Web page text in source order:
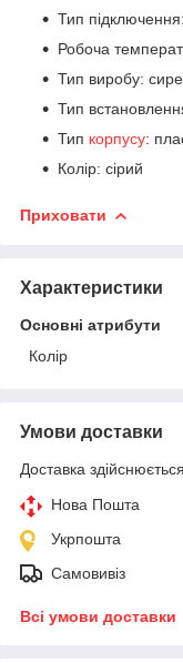
Тип
Робоча
Тип виробу:
Тип
Тип корпусу:
Колір: сірий
Приховати
Характеристики
Основні атрибути
Колір
Умови доставки
Доставка
Нова Пошта
Укрпошта
Самовивіз
Всі умови доставки